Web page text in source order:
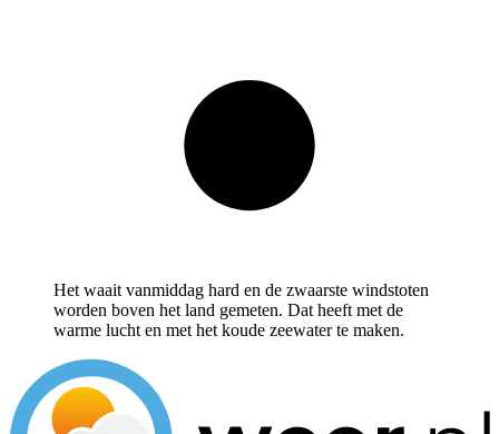
Het waait vanmiddag hard en de zwaarste windstoten
worden boven het land gemeten. Dat heeft met de
warme lucht en met het koude zeewater te maken.